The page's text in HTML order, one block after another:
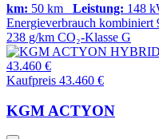
km: 50 km Leistung: 148
Energieverbrauch kombiniert
238 g/km CO₂-Klasse G
43.460 €
Kaufpreis 43.460 €
KGM ACTYON